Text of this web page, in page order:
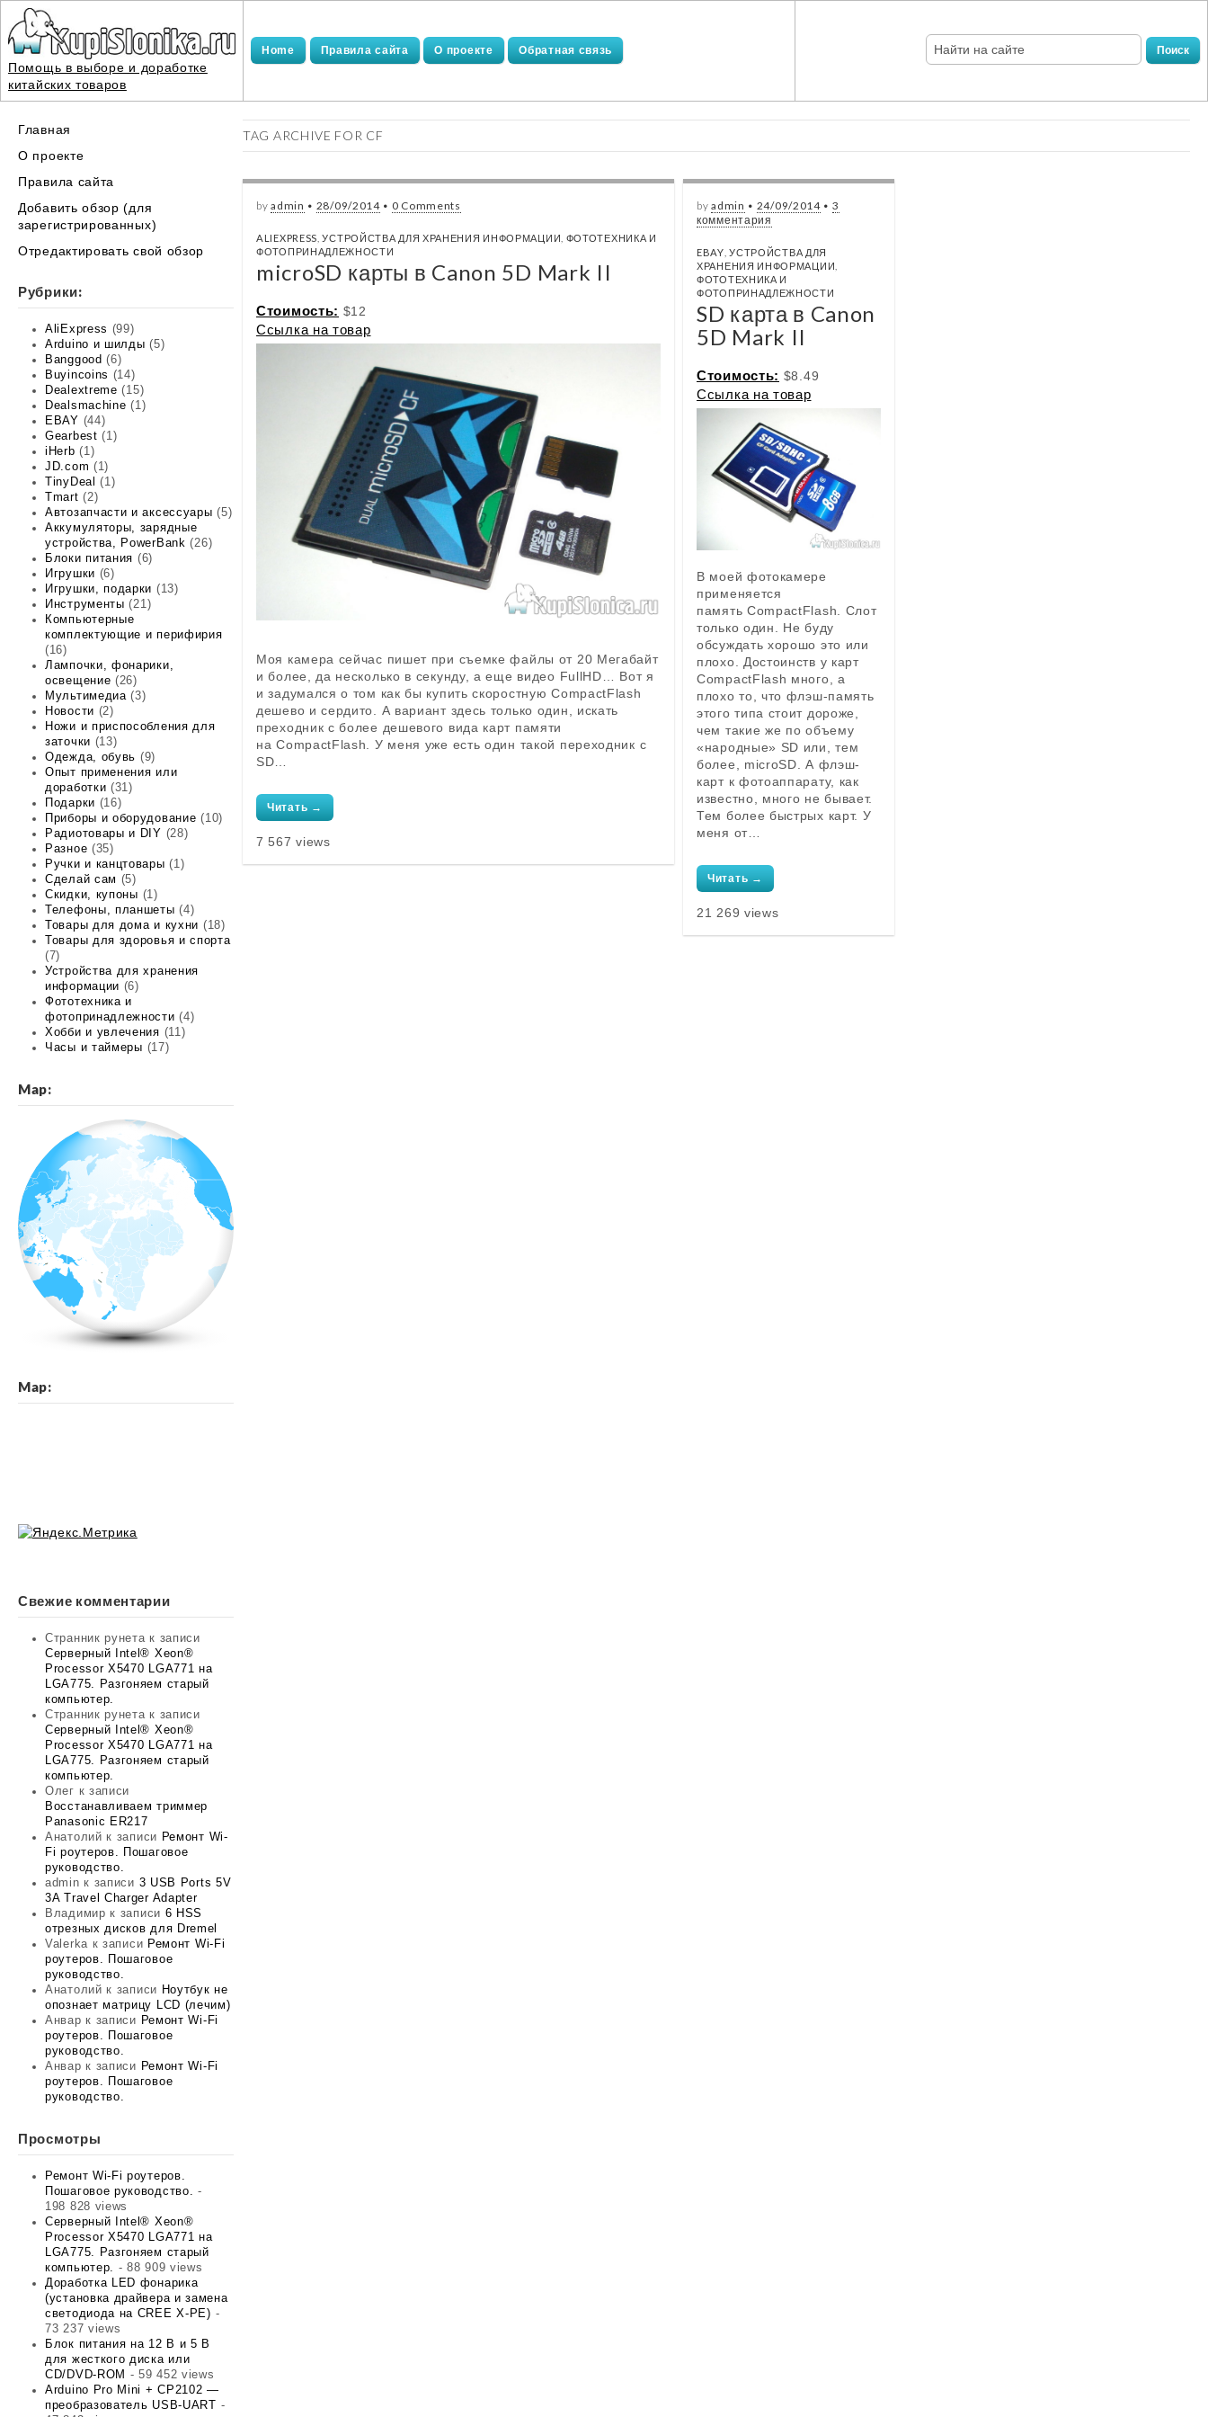
Помощь в выборе и доработке
китайских товаров
Home Правила сайта О проекте Обратная связь
Main
Skip
content
Главная
О проекте
Правила сайта
Добавить обзор (для
зарегистрированных)
Отредактировать свой обзор
Рубрики:
AliExpress (99)
Arduino и шилды (5)
Banggood (6)
Buyincoins (14)
Dealextreme (15)
Dealsmachine (1)
EBAY (44)
Gearbest (1)
iHerb (1)
JD.com (1)
TinyDeal (1)
Tmart (2)
Автозапчасти и аксессуары (5)
Аккумуляторы, зарядные
устройства, PowerBank (26)
Блоки питания (6)
Игрушки (6)
Игрушки, подарки (13)
Инструменты (21)
Компьютерные
комплектующие и перифирия
(16)
Лампочки, фонарики,
освещение (26)
Мультимедиа(3)
Новости (2)
Ножи и приспособления для
заточки (13)
Одежда, обувь (9)
Опыт применения или
доработки (31)
Подарки (16)
Приборы и оборудование (10)
Радиотовары и DIY (28)
Разное (35)
Ручки и канцтовары (1)
Сделай сам (5)
Скидки, купоны (1)
Телефоны, планшеты (4)
Товары для дома и кухни (18)
Товары для здоровья и спорта
(7)
Устройства для хранения
информации (6)
Фототехника и
фотопринадлежности (4)
Хобби и увлечения (11)
Часы и таймеры (17)
Map:
Map:
Свежие комментарии
Странник рунетак записи
Серверный Intel® Xeon®
Processor X5470 LGA771 на
LGA775. Разгоняем старый
компьютер.
Странник рунетак записи
Серверный Intel® Xeon®
Processor X5470 LGA771 на
LGA775. Разгоняем старый
компьютер.
Олег к записи
Восстанавливаем триммер
Panasonic ER217
Анатолий к записи Ремонт Wi-
Fi роутеров. Пошаговое
руководство.
admin к записи 3 USB Ports 5V
3A Travel Charger Adapter
Владимир к записи 6 HSS
отрезных дисков для Dremel
Valerkaк записи Ремонт Wi-Fi
роутеров. Пошаговое
руководство.
Анатолий к записи Ноутбук не
опознает матрицу LCD (лечим)
Анвар к записи Ремонт Wi-Fi
роутеров. Пошаговое
руководство.
Анвар к записи Ремонт Wi-Fi
роутеров. Пошаговое
руководство.
Просмотры
Ремонт Wi-Fi роутеров.
Пошаговое руководство. -
198 828 views
Серверный Intel® Xeon®
Processor X5470 LGA771 на
LGA775. Разгоняем старый
компьютер. - 88 909 views
Доработка LED фонарика
(установка драйвера и замена
светодиода на CREE X-PE) -
73 237 views
Блок питания на 12 В и 5 В
для жесткого диска или
CD/DVD-ROM - 59 452 views
Arduino Pro Mini + CP2102 —
преобразователь USB-UART
-
TAG ARCHIVE FOR CF
byadmin • 28/09/2014• 0 Comments
ALIEXPRESS ,УСТРОЙСТВА ДЛЯ ХРАНЕНИЯ ИНФОРМАЦИИ ФОТОТЕХНИКА И
ФОТОПРИНАДЛЕЖНОСТИ
microSD карты в Canon 5D Mark II
Стоимость: $12
Ссылка на товар
Моя камера сейчас пишет при съемке файлы от 20 Мегабайт
и более, да несколько в секунду, а еще видео FullHD… Вот я
и задумался о том как бы купить скоростную CompactFlash
дешево и сердито. А вариант здесь только один, искать
преходник с более дешевого вида карт памяти
на CompactFlash. У меня уже есть один такой переходник с
SD…
Читать →
7 567 views
byadmin • 24/09/2014• 3
комментария
EBAY ,УСТРОЙСТВА ДЛЯ
ХРАНЕНИЯ ИНФОРМАЦИИ
ФОТОТЕХНИКА И
ФОТОПРИНАДЛЕЖНОСТИ
SD карта в Canon
5D Mark II
Стоимость: $8.49
Ссылка на товар
В моей фотокамере
применяется
память CompactFlash. Слот
только один. Не буду
обсуждать хорошо это или
плохо. Достоинств у карт
CompactFlash много, а
плохо то, что флэш-память
этого типа стоит дороже,
чем такие же по объему
«народные» SD или, тем
более, microSD. А флэш-
карт к фотоаппарату, как
известно, много не бывает.
Тем более быстрых карт. У
меня от…
Читать →
21 269 views